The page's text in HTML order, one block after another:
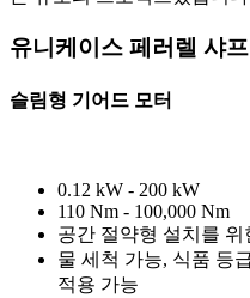
유니케이스 페러렐 샤
슬림형 기어드 모터
0.12 kW - 200 kW
110 Nm - 100,000 Nm
공간 절약형 설치를 위
물 세척 가능, 식품 등
적용 가능